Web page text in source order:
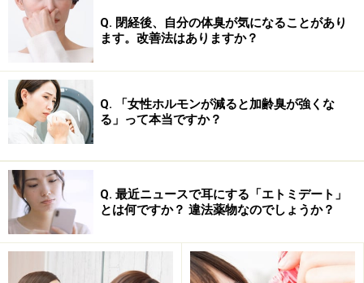
正常な肌の機能が崩れた状態がニキビを引き起こしてい
るということを十分に理解し、合わない薬はすぐに使用
を中止することも大切です。
また、炎症を抑える薬として「ステロイド」 を思いつく
方もいらっしゃるかもしれません。一時的に炎症を抑え
ますが、感染への抵抗が落ちるため
せん。
Q. 閉経後、自分の体臭が気になることがあり
ます。改善法はありますか？
Q. 「女性ホルモンが減ると加齢臭が強くな
る」って本当ですか？
Q. 最近ニュースで耳にする「エトミデート」
とは何ですか？ 違法薬物なのでしょうか？